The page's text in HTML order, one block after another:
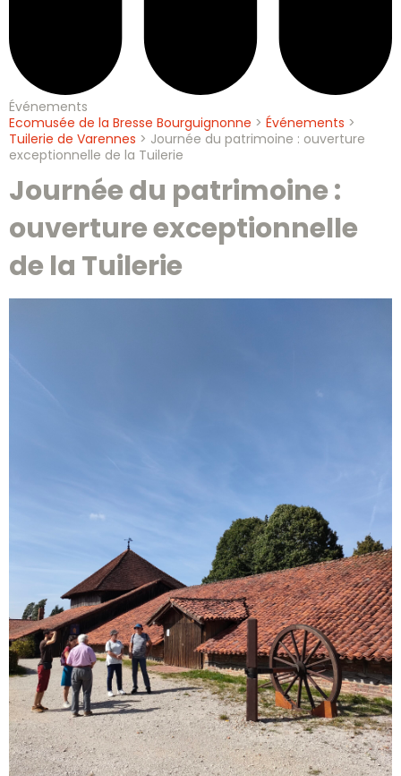
Événements
Ecomusée de la Bresse Bourguignonne > Événements >
Tuilerie de Varennes > Journée du patrimoine : ouverture
exceptionnelle de la Tuilerie
Journée du patrimoine :
ouverture exceptionnelle
de la Tuilerie